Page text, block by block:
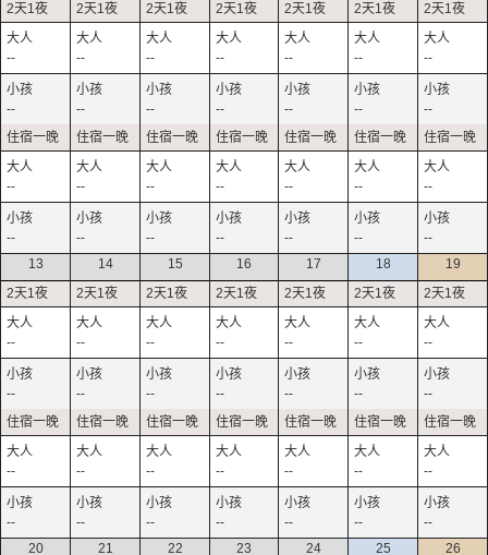
--
--
--
--
--
--
--
--
--
--
--
--
--
--
--
--
--
--
--
--
--
--
--
--
--
--
--
--
13
--
--
--
--
14
--
--
--
--
15
--
--
--
--
16
--
--
--
--
17
--
--
--
--
18
--
--
--
--
19
--
--
--
--
20
21 22 23 24 25 26